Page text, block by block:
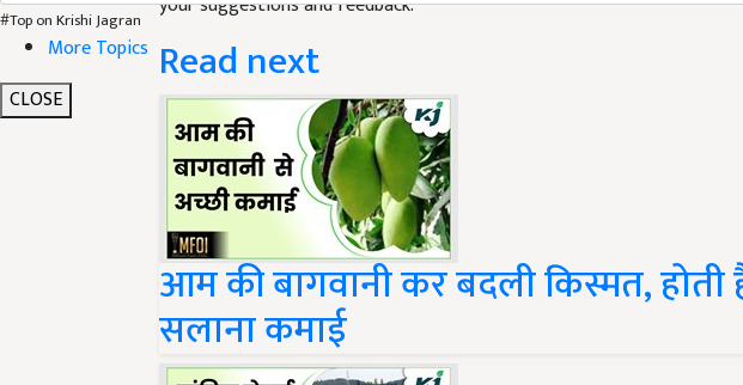
#Top on Krishi Jagran
More Topics
CLOSE
Read next
आम की बागवानी कर बदली किस्मत,
सलाना कमाई